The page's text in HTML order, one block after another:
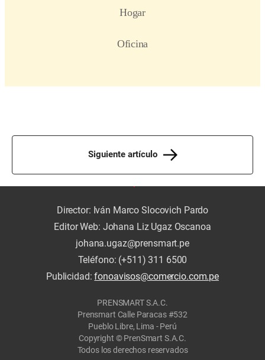
Siguiente artículo
Director: Iván Marco Slocovich Pardo
Editor Web: Johana Liz Ugaz Oscanoa
johana.ugaz@prensmart.pe
Teléfono: (+511) 311 6500
Publicidad:fonoavisos@comercio.com.pe
PRENSMART S.A.C.
Prensmart Calle Paracas #532
Pueblo Libre, Lima - Perú
Copyright © PrenSmart S.A.C.
Todos los derechos reservados